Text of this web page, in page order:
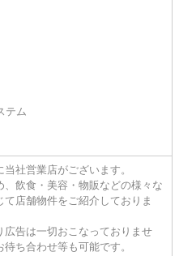
テム
社営業店がございます。
、飲食・美容・物販などの様々な
店舗物件をご紹介しておりま
広告は一切おこなっておりませ
ち合わせ等も可能です。